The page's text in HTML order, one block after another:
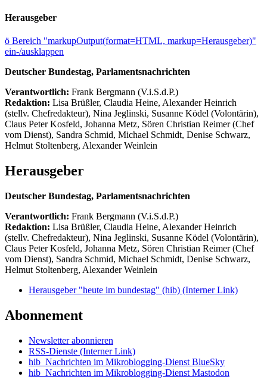
Herausgeber
ö Bereich "markupOutput(format=HTML, markup=Herausgeber)"
ein-/ausklappen
Deutscher Bundestag, Parlamentsnachrichten
Verantwortlich: Frank Bergmann (V.i.S.d.P.)
Redaktion: Lisa Brüßler, Claudia Heine, Alexander Heinrich
(stellv. Chefredakteur), Nina Jeglinski, Susanne Ködel (Volontärin),
Claus Peter Kosfeld, Johanna Metz, Sören Christian Reimer (Chef
vom Dienst), Sandra Schmid, Michael Schmidt, Denise Schwarz,
Helmut Stoltenberg, Alexander Weinlein
Herausgeber
Deutscher Bundestag, Parlamentsnachrichten
Verantwortlich: Frank Bergmann (V.i.S.d.P.)
Redaktion: Lisa Brüßler, Claudia Heine, Alexander Heinrich
(stellv. Chefredakteur), Nina Jeglinski, Susanne Ködel (Volontärin),
Claus Peter Kosfeld, Johanna Metz, Sören Christian Reimer (Chef
vom Dienst), Sandra Schmid, Michael Schmidt, Denise Schwarz,
Helmut Stoltenberg, Alexander Weinlein
Herausgeber "heute im bundestag" (hib) (Interner Link)
Abonnement
Newsletter abonnieren
RSS-Dienste (Interner Link)
hib_Nachrichten im Mikroblogging-Dienst BlueSky
hib_Nachrichten im Mikroblogging-Dienst Mastodon